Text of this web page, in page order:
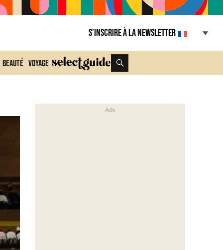
S’inscrire à la Newsletter
Beauté Voyage